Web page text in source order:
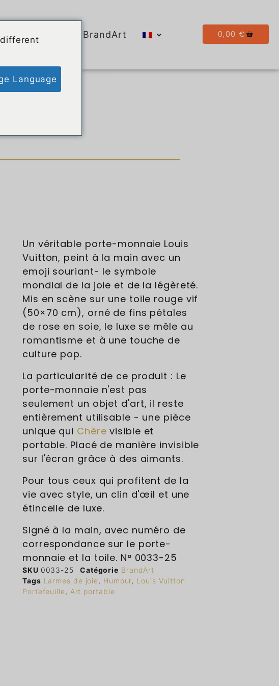
Galerie BrandArt 0,00 €
et des
Un véritable porte-monnaie Louis
Vuitton, peint à la main avec un
emoji souriant- le symbole
mondial de la joie et de la légèreté.
Mis en scène sur une toile rouge vif
(50×70 cm), orné de fins pétales
de rose en soie, le luxe se mêle au
romantisme et à une touche de
culture pop.
La particularité de ce produit : Le
porte-monnaie n'est pas
seulement un objet d'art, il reste
entièrement utilisable - une pièce
unique qui Chère visible et
portable. Placé de manière invisible
sur l'écran grâce à des aimants.
Pour tous ceux qui profitent de la
vie avec style, un clin d'œil et une
étincelle de luxe.
Signé à la main, avec numéro de
correspondance sur le porte-
monnaie et la toile. N° 0033-25
SKU 0033-25 Catégorie BrandArt
Tags Larmes de joie, Humour, Louis Vuitton
Portefeuille, Art portable
Language